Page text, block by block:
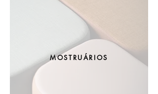
MOSTRUÁRIOS